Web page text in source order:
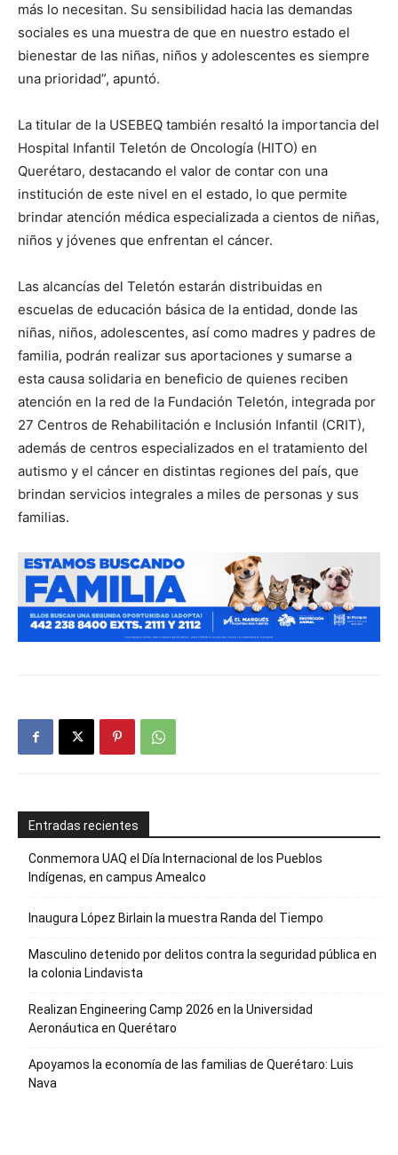
más lo necesitan. Su sensibilidad hacia las demandas
sociales es una muestra de que en nuestro estado el
bienestar de las niñas, niños y adolescentes es siempre
una prioridad”, apuntó.
La titular de la USEBEQ también resaltó la importancia del
Hospital Infantil Teletón de Oncología (HITO) en
Querétaro, destacando el valor de contar con una
institución de este nivel en el estado, lo que permite
brindar atención médica especializada a cientos de niñas,
niños y jóvenes que enfrentan el cáncer.
Las alcancías del Teletón estarán distribuidas en
escuelas de educación básica de la entidad, donde las
niñas, niños, adolescentes, así como madres y padres de
familia, podrán realizar sus aportaciones y sumarse a
esta causa solidaria en beneficio de quienes reciben
atención en la red de la Fundación Teletón, integrada por
27 Centros de Rehabilitación e Inclusión Infantil (CRIT),
además de centros especializados en el tratamiento del
autismo y el cáncer en distintas regiones del país, que
brindan servicios integrales a miles de personas y sus
familias.
Entradas recientes
Conmemora UAQ el Día Internacional de los Pueblos
Indígenas, en campus Amealco
Inaugura López Birlain la muestra Randa del Tiempo
Masculino detenido por delitos contra la seguridad pública en
la colonia Lindavista
Realizan Engineering Camp 2026 en la Universidad
Aeronáutica en Querétaro
Apoyamos la economía de las familias de Querétaro: Luis
Nava